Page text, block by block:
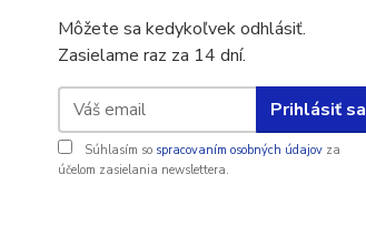
Môžete sa kedykoľvek odhlásiť.
Zasielame raz za 14 dní.
Prihlásiť sa
Súhlasím so spracovaním osobných údajov za
účelom zasielania newslettera.